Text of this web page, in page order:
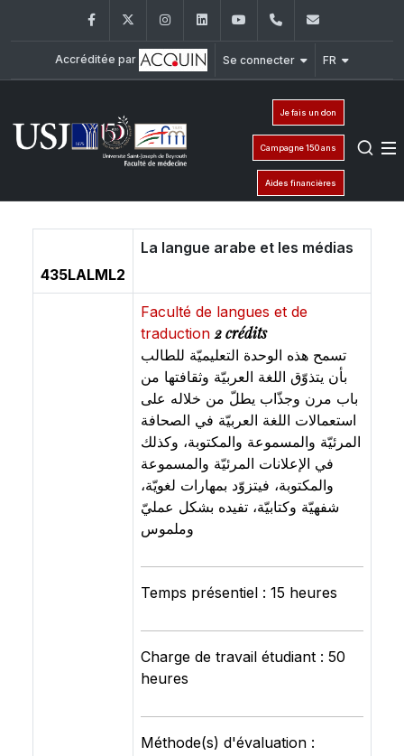
FacebookTwitter InstagramLinkedInYouTube+961 (1) 421 235
Accréditée par Se connecter FR
Je fais un don
Campagne 150 ans
Aides financières
435LALML2
La langue arabe et les médias
Faculté de langues et de
traduction2 crédits
تسمح هذه الوحدة التعليميّة للطالب
بأن يتذوّق اللغة العربيّة وثقافتها من
باب مرن وجذّاب يطلّ من خلاله على
استعمالات اللغة العربيّة في الصحافة
المرئيّة والمسموعة والمكتوبة، وكذلك
في الإعلانات المرئيّة والمسموعة
والمكتوبة، فيتزوّد بمهارات لغويّة،
شفهيّة وكتابيّة، تفيده بشكل عمليّ
وملموس
Temps présentiel : 15 heures
Charge de travail étudiant : 50
heures
Méthode(s) d'évaluation :